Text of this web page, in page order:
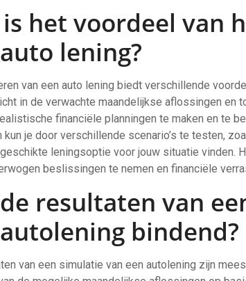
het voordeel van
lening?
van een auto lening biedt verschillende
in de verwachte maandelijkse aflossingen en
financiële planningen te maken en te
kun je door verschillende scenario’s te testen,
leningsoptie voor jouw situatie vinden.
beslissingen te nemen en financiële
resultaten van
bindend?
van een simulatie van een autolening zijn